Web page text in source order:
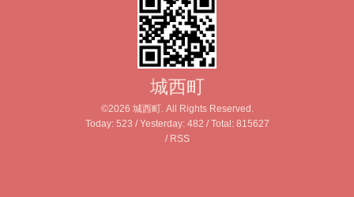
城西町
©2026 城西町. All Rights Reserved.
Today: 523 / Yesterday: 482 / Total: 815627
/ RSS